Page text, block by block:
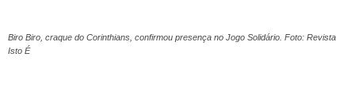
Biro Biro, craque do Corinthians, confirmou presença no Jogo Solidário. Foto: Revista
Isto É